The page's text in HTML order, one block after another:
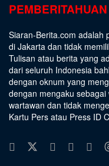
PEMBERITAHUAN
Siaran-Berita.com adalah
di Jakarta dan tidak
Tulisan atau berita yang
dari seluruh Indonesia
dengan oknum yang
dengan mengaku
wartawan dan tidak
Kartu Pers atau Press ID